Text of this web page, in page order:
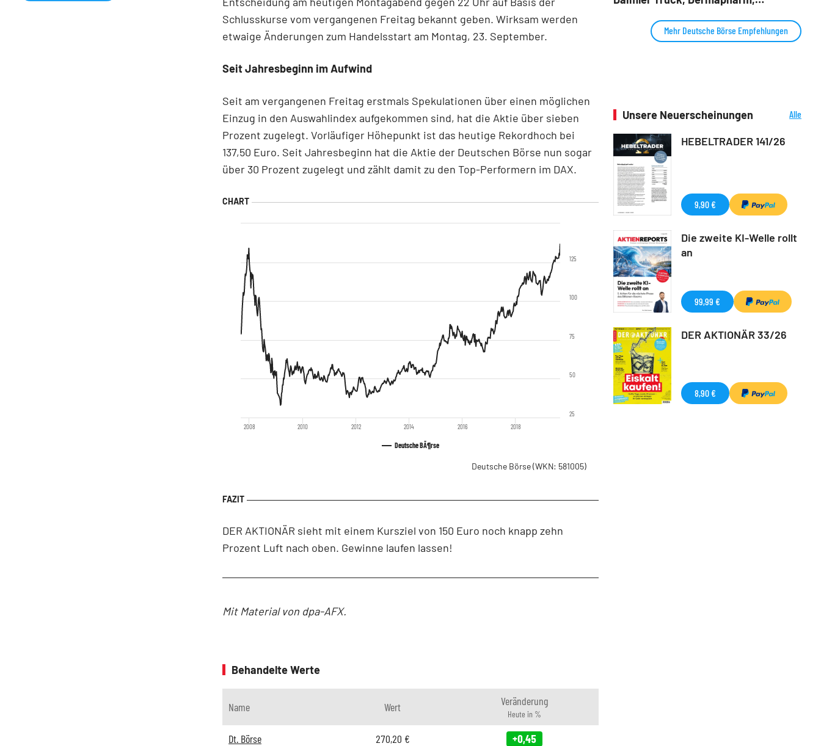
Schlusskurse vom vergangenen Freitag bekannt geben. Wirksam werden
etwaige Änderungen zum Handelsstart am Montag, 23. September.
Seit Jahresbeginn im Aufwind
Seit am vergangenen Freitag erstmals Spekulationen über einen möglichen
Einzug in den Auswahlindex aufgekommen sind, hat die Aktie über sieben
Prozent zugelegt. Vorläufiger Höhepunkt ist das heutige Rekordhoch bei
137,50 Euro. Seit Jahresbeginn hat die Aktie der Deutschen Börse nun sogar
über 30 Prozent zugelegt und zählt damit zu den Top-Performern im DAX.
Deutsche BÃ¶rse
2008 2010 2012 2014 2016 2018
25
50
75
100
125
Deutsche Börse(WKN: 581005)
DER AKTIONÄR sieht mit einem Kursziel von 150 Euro noch knapp zehn
Prozent Luft nach oben. Gewinne laufen lassen!
Mit Material von dpa-AFX.
Behandelte Werte
Name Wert Veränderung
Heute in %
Dt. Börse 270,20 € +0,45
Energy, SMA Solar im Check
Mehr Deutsche Börse Empfehlungen
Unsere Neuerscheinungen
Alle
HEBELTRADER 141/26
9,90 €
Die zweite KI-Welle rollt
an
99,99 €
DER AKTIONÄR 33/26
8,90 €